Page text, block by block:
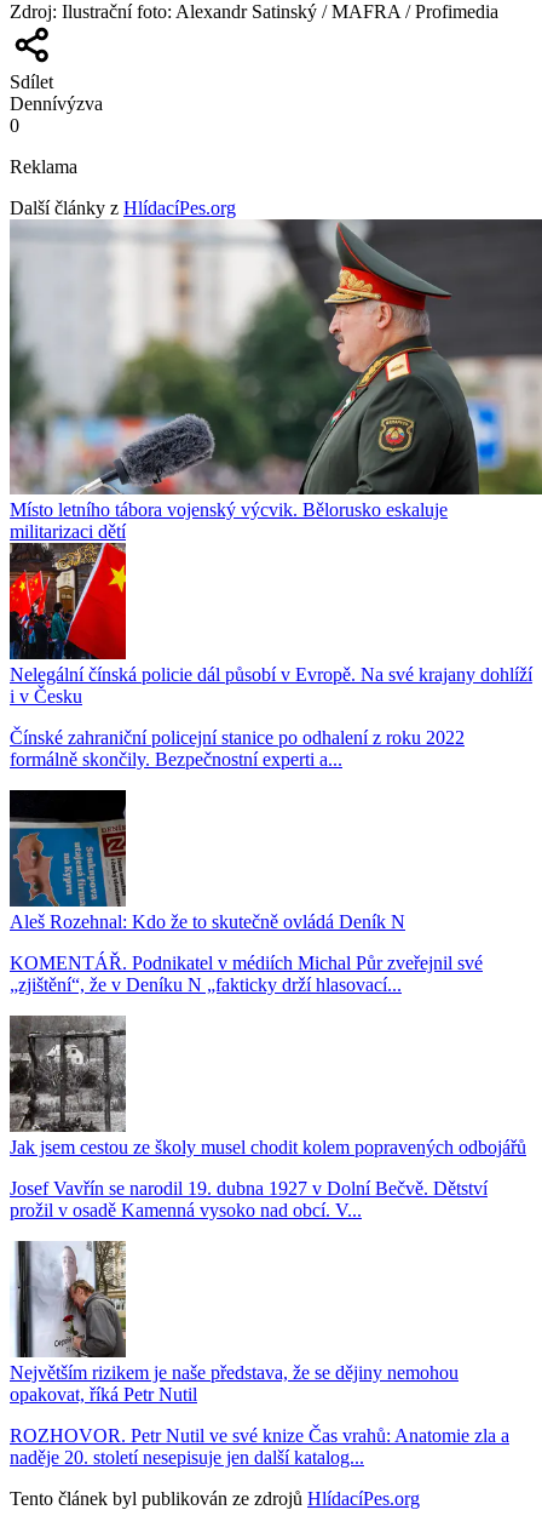
Zdroj: Ilustrační foto: Alexandr Satinský / MAFRA / Profimedia
Sdílet
Dennívýzva
0
Reklama
Další články z HlídacíPes.org
Místo letního tábora vojenský výcvik. Bělorusko eskaluje
militarizaci dětí
Nelegální čínská policie dál působí v Evropě. Na své krajany dohlíží
i v Česku
Čínské zahraniční policejní stanice po odhalení z roku 2022
formálně skončily. Bezpečnostní experti a...
Aleš Rozehnal: Kdo že to skutečně ovládá Deník N
KOMENTÁŘ. Podnikatel v médiích Michal Půr zveřejnil své
„zjištění“, že v Deníku N „fakticky drží hlasovací...
Jak jsem cestou ze školy musel chodit kolem popravených odbojářů
Josef Vavřín se narodil 19. dubna 1927 v Dolní Bečvě. Dětství
prožil v osadě Kamenná vysoko nad obcí. V...
Největším rizikem je naše představa, že se dějiny nemohou
opakovat, říká Petr Nutil
ROZHOVOR. Petr Nutil ve své knize Čas vrahů: Anatomie zla a
naděje 20. století nesepisuje jen další katalog...
Tento článek byl publikován ze zdrojů HlídacíPes.org